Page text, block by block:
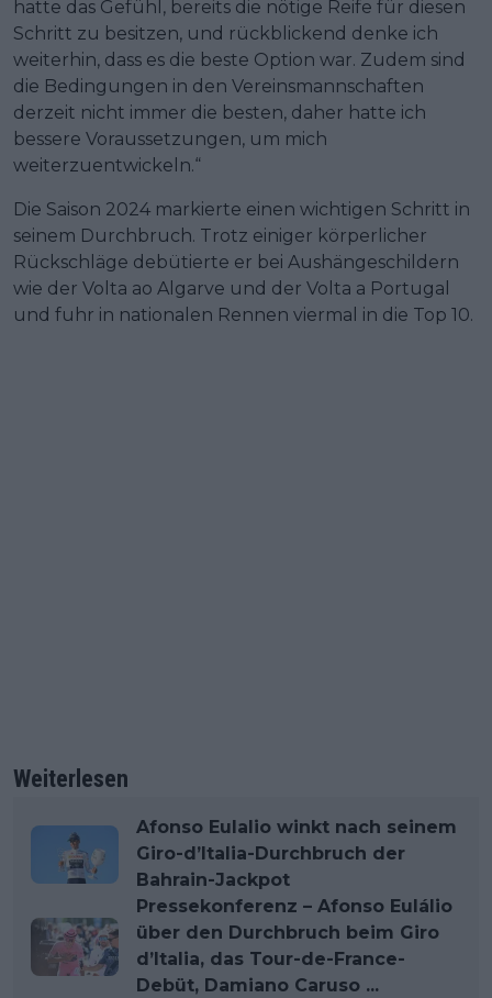
hatte das Gefühl, bereits die nötige Reife für diesen
Schritt zu besitzen, und rückblickend denke ich
weiterhin, dass es die beste Option war. Zudem sind
die Bedingungen in den Vereinsmannschaften
derzeit nicht immer die besten, daher hatte ich
bessere Voraussetzungen, um mich
weiterzuentwickeln.“
Die Saison 2024 markierte einen wichtigen Schritt in
seinem Durchbruch. Trotz einiger körperlicher
Rückschläge debütierte er bei Aushängeschildern
wie der Volta ao Algarve und der Volta a Portugal
und fuhr in nationalen Rennen viermal in die Top 10.
Weiterlesen
Afonso Eulalio winkt nach seinem
Giro-d’Italia-Durchbruch der
Bahrain-Jackpot
Pressekonferenz – Afonso Eulálio
über den Durchbruch beim Giro
d’Italia, das Tour-de-France-
Debüt, Damiano Caruso ...